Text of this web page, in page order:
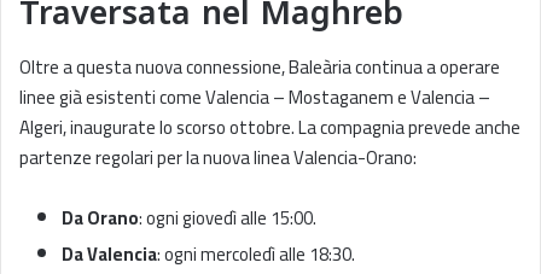
Traversata nel Maghreb
Oltre a questa nuova connessione, Baleària continua a operare
linee già esistenti come Valencia – Mostaganem e Valencia –
Algeri, inaugurate lo scorso ottobre. La compagnia prevede anche
partenze regolari per la nuova linea Valencia-Orano:
Da Orano: ogni giovedì alle 15:00.
Da Valencia: ogni mercoledì alle 18:30.